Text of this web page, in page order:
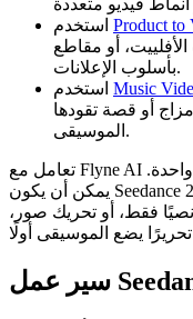
Product to
الأفلييت، أو مقاطع
بأسلوب الإعلانات.
Music
مزاج أو قصة تقودها
الموسيقى.
تعامل مع Flyne AI كمركز إنتاج، وليس مجرد صفحة نموذج واحدة.
يمكن أن يكون Seedance 2.0 محرك التوليد الأساسي، بينما تُكمل
نصيًا فقط، أو تحريك صور،